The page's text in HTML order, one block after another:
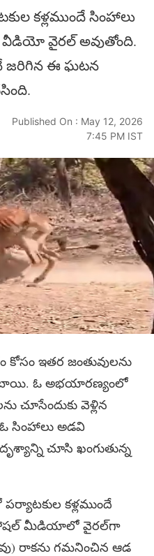
కళ్లముందే సింహాలు
వీడియో వైరల్ అవుతోంది.
ఈ ఘటన
Published On : May 12, 2026
7:45 PM IST
కోసం ఇతర జంతువులను
ఓ అభయారణ్యంలో
చూసేందుకు వెళ్లిన
ఓ సింహాలు అడవి
చూసి ఖంగుతున్న
కళ్లముందే
సోషల్ మీడియాలో వైరల్‌గా
రాకను గమనించిన ఆడ